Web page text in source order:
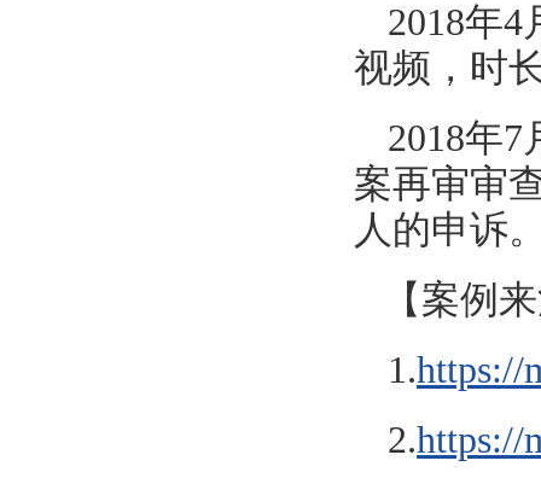
2018年
视频，时
2018年
案再审审
人的申诉
【 案例
1.https://
2.https://